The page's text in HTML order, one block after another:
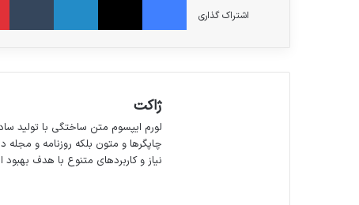
اشتراک گذاری
ژاکت
لورم ایپسوم متن ساختگی با تولید
چاپگرها و متون بلکه روزنامه و
نیاز و کاربردهای متنوع با هدف بهبود